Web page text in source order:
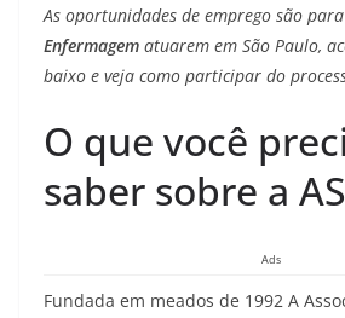
As oportunidades de emprego são
Enfermagem atuarem em São Paulo,
baixo e veja como participar do
O que você
saber sobre a
Ads
Fundada em meados de 1992 A